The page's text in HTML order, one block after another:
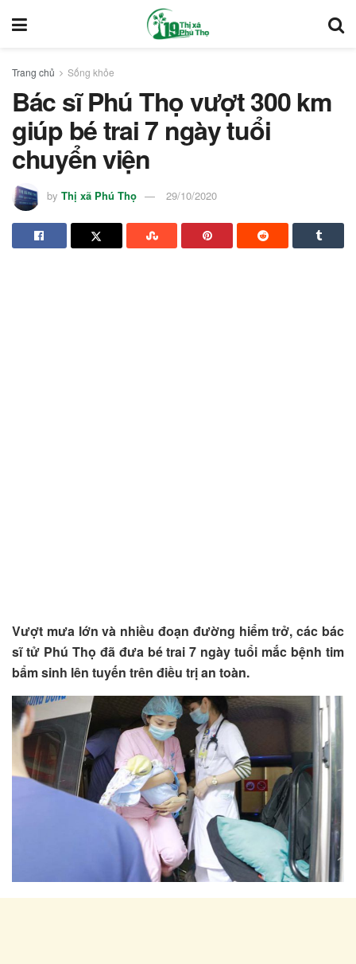
Trang chủ Sống khỏe
Bác sĩ Phú Thọ vượt 300 km
giúp bé trai 7 ngày tuổi
chuyển viện
by Thị xã Phú Thọ 29/10/2020
Vượt mưa lớn và nhiều đoạn đường hiểm trở, các bác
sĩ tử Phú Thọ đã đưa bé trai 7 ngày tuổi mắc bệnh tim
bẩm sinh lên tuyến trên điều trị an toàn.